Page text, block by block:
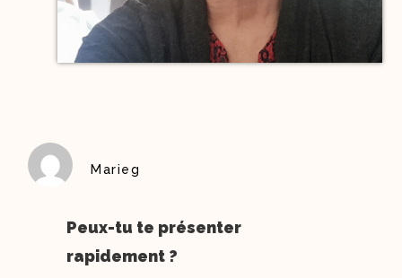
Marieg
Peux-tu te présenter
rapidement ?